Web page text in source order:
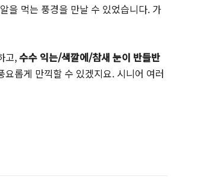
을 먹는 풍경을 만날 수 있었습니다. 가
고,수수 익는/색깔에/참새 눈이 반들반
롭게 만끽할 수 있겠지요. 시니어 여러